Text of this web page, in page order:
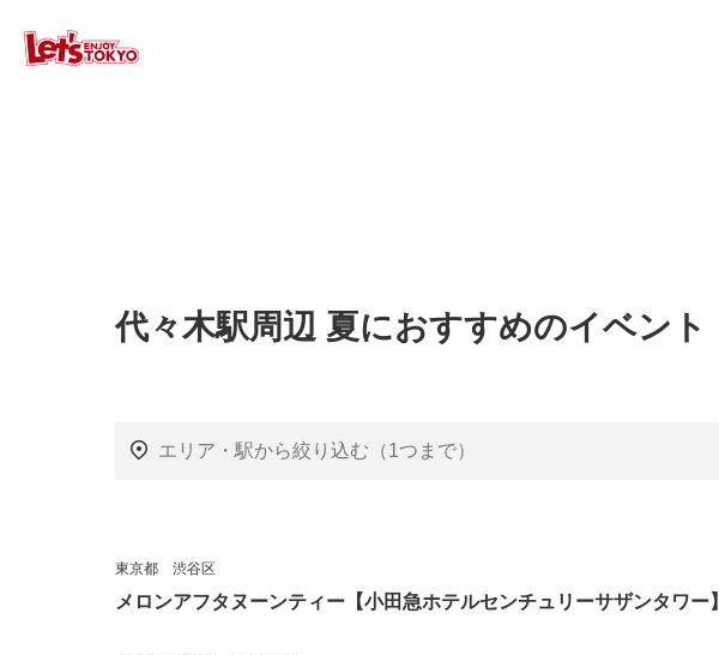
代々木駅周辺 夏におすすめのイベント
東京都 渋谷区
メロンアフタヌーンティー【小田急ホテルセンチュリーサザンタワー】